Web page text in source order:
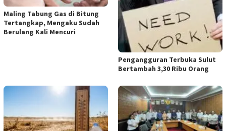
Maling Tabung Gas di Bitung
Tertangkap, Mengaku Sudah
Berulang Kali Mencuri
Pengangguran Terbuka Sulut
Bertambah 3,30 Ribu Orang